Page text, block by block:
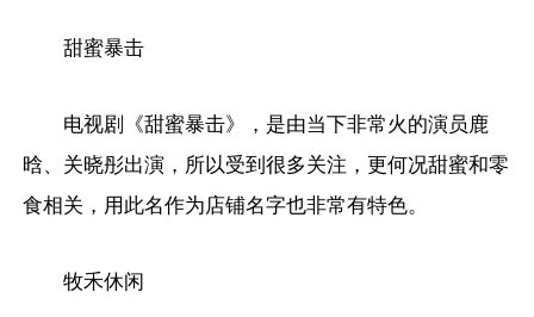
甜蜜暴击
电视剧《甜蜜暴击》，是由当下非常火的演员鹿
晗、关晓彤出演，所以受到很多关注，更何况甜蜜和零
食相关，用此名作为店铺名字也非常有特色。
牧禾休闲